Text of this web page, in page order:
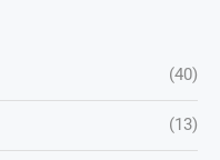
(40)
(13)